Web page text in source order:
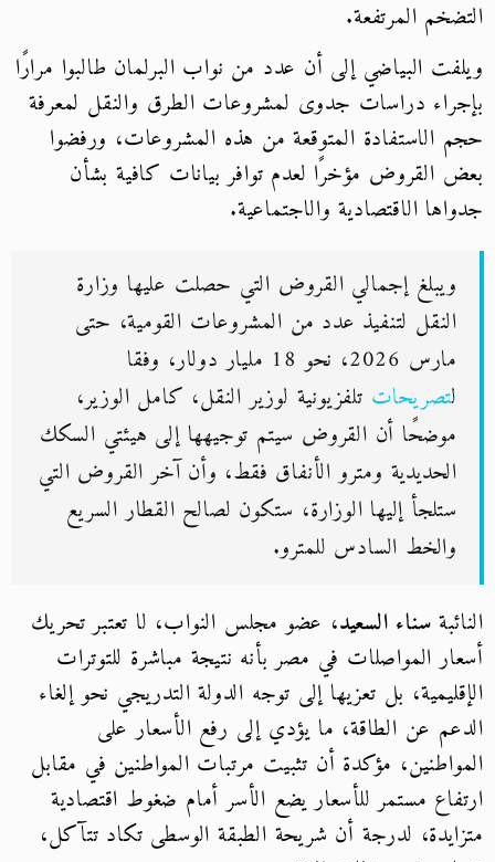
التضخم المرتفعة.
ويلفت البياضي إلى أن عدد من نواب البرلمان طالبوا مرارًا
بإجراء دراسات جدوى لمشروعات الطرق والنقل لمعرفة
حجم الاستفادة المتوقعة من هذه المشروعات، ورفضوا
بعض القروض مؤخرًا لعدم توافر بيانات كافية بشأن
جدواها الاقتصادية والاجتماعية.
ويبلغ إجمالي القروض التي حصلت عليها وزارة
النقل لتنفيذ عدد من المشروعات القومية، حتى
مارس 2026، نحو 18 مليار دولار، وفقا
لتصريحات تلفزيونية لوزير النقل، كامل الوزير،
موضحًا أن القروض سيتم توجيهها إلى هيئتي السكك
الحديدية ومترو الأنفاق فقط، وأن آخر القروض التي
ستلجأ إليها الوزارة، ستكون لصالح القطار السريع
والخط السادس للمترو.
النائبة سناء السعيد، عضو مجلس النواب، لا تعتبر تحريك
أسعار المواصلات في مصر بأنه نتيجة مباشرة للتوترات
الإقليمية، بل تعزيها إلى توجه الدولة التدريجي نحو إلغاء
الدعم عن الطاقة، ما يؤدي إلى رفع الأسعار على
المواطنين، مؤكدة أن تثبيت مرتبات المواطنين في مقابل
ارتفاع مستمر للأسعار يضع الأسر أمام ضغوط اقتصادية
متزايدة، لدرجة أن شريحة الطبقة الوسطى تكاد تتآكل،